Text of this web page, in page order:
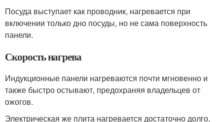
Посуда выступает как проводник, нагревается при
включении только дно посуды, но не сама поверхность
панели.
Скорость нагрева
Индукционные панели нагреваются почти мгновенно и
также быстро остывают, предохраняя владельцев от
ожогов.
Электрическая же плита нагревается достаточно долго,